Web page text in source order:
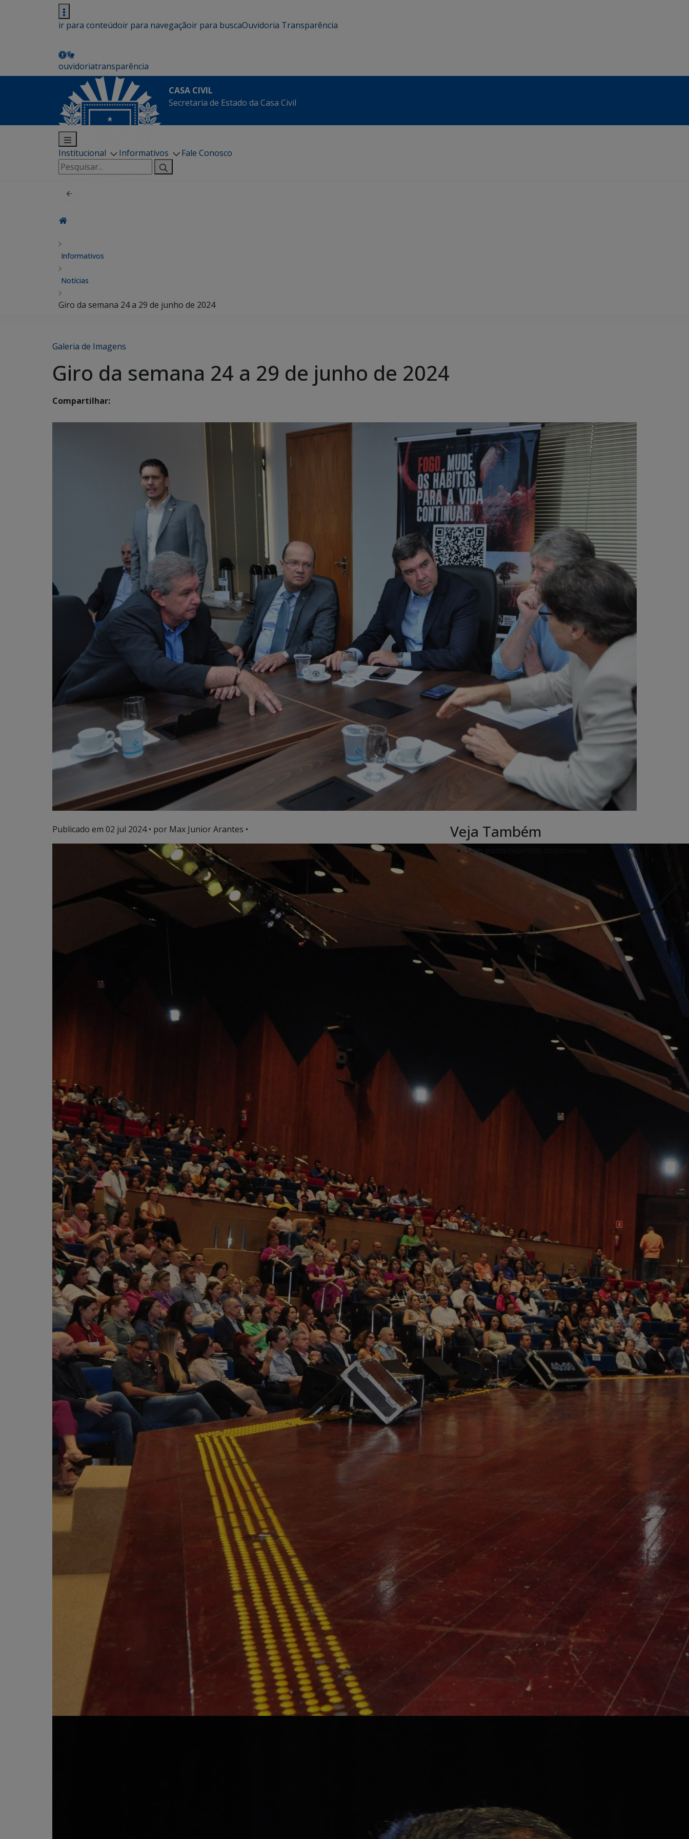
ir para conteúdoir para navegaçãoir para buscaOuvidoria Transparência
ouvidoriatransparência
CASA CIVIL
Secretaria de Estado da Casa Civil
Institucional Informativos
Fale Conosco
Pesquisar
por:
Informativos
Notícias
Giro da semana 24 a 29 de junho de 2024
Galeria de Imagens
Giro da semana 24 a 29 de junho de 2024
Compartilhar:
Publicado em 02 jul 2024• por Max Junior Arantes • Veja Também
Sem posts recentes disponíveis.